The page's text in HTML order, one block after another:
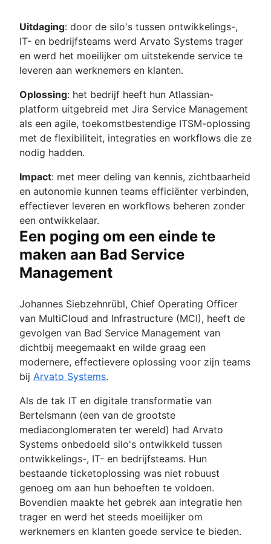
Uitdaging: door de silo's tussen ontwikkelings-,
IT- en bedrijfsteams werd Arvato Systems trager
en werd het moeilijker om uitstekende service te
leveren aan werknemers en klanten.
Oplossing: het bedrijf heeft hun Atlassian-
platform uitgebreid met Jira Service Management
als een agile, toekomstbestendige ITSM-oplossing
met de flexibiliteit, integraties en workflows die ze
nodig hadden.
Impact: met meer deling van kennis, zichtbaarheid
en autonomie kunnen teams efficiënter verbinden,
effectiever leveren en workflows beheren zonder
een ontwikkelaar.
Een poging om een einde te
maken aan Bad Service
Management
Johannes Siebzehnrübl, Chief Operating Officer
van MultiCloud and Infrastructure (MCI), heeft de
gevolgen van Bad Service Management van
dichtbij meegemaakt en wilde graag een
modernere, effectievere oplossing voor zijn teams
bij Arvato Systems.
Als de tak IT en digitale transformatie van
Bertelsmann (een van de grootste
mediaconglomeraten ter wereld) had Arvato
Systems onbedoeld silo's ontwikkeld tussen
ontwikkelings-, IT- en bedrijfsteams. Hun
bestaande ticketoplossing was niet robuust
genoeg om aan hun behoeften te voldoen.
Bovendien maakte het gebrek aan integratie hen
trager en werd het steeds moeilijker om
werknemers en klanten goede service te bieden.